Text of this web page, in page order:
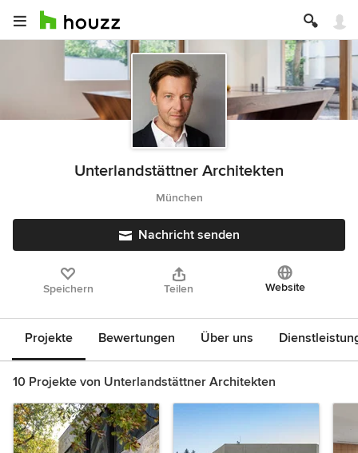
Unterlandstättner Architekten
München
Nachricht senden
Speichern Teilen Website
Projekte Bewertungen Über uns
10 Projekte von Unterlandstättner Architekten